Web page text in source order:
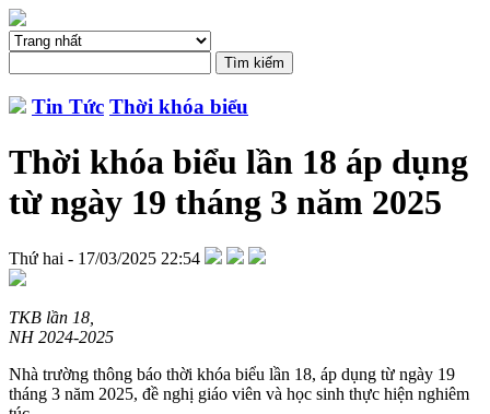
Tin Tức Thời khóa biểu
Thời khóa biểu lần 18 áp dụng
từ ngày 19 tháng 3 năm 2025
Thứ hai - 17/03/2025 22:54
TKB lần 18,
NH 2024-2025
Nhà trường thông báo thời khóa biểu lần 18, áp dụng từ ngày 19
tháng 3 năm 2025, đề nghị giáo viên và học sinh thực hiện nghiêm